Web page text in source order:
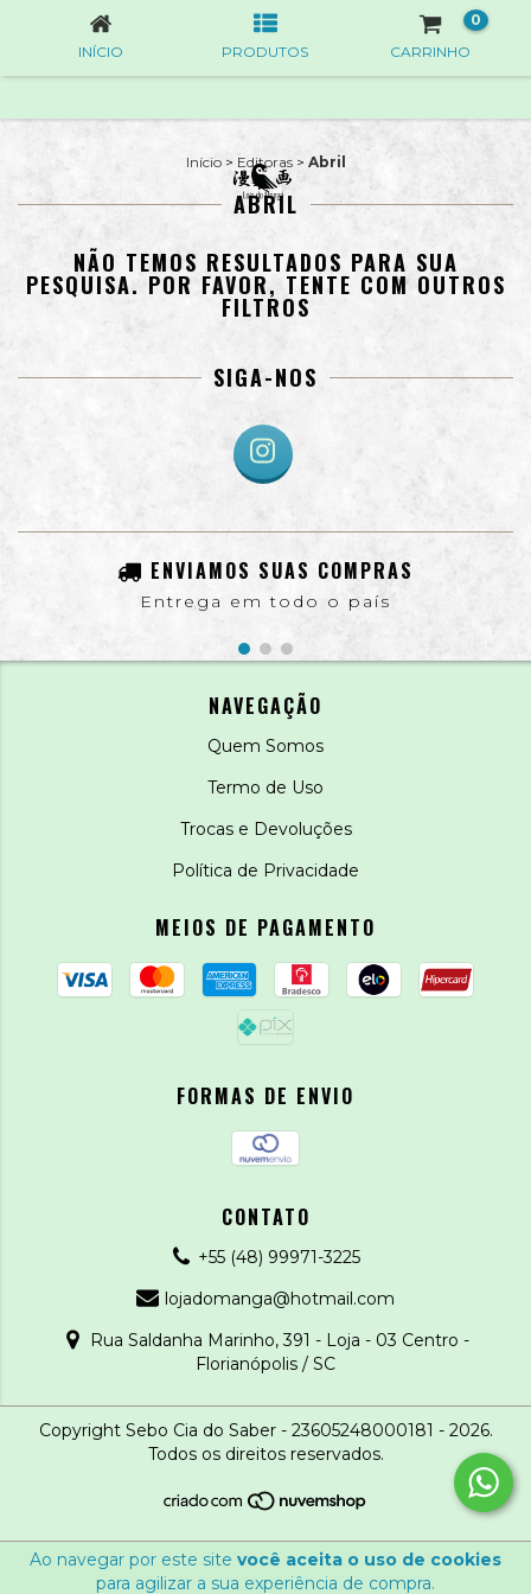
INÍCIO PRODUTOS CARRINHO
0
Ao navegar por este site você aceita o uso de cookies
para agilizar a sua experiência de compra.
Início > Editoras > Abril
ABRIL
NÃO TEMOS RESULTADOS PARA SUA
PESQUISA. POR FAVOR, TENTE COM OUTROS
FILTROS
SIGA-NOS
ENVIAMOS SUAS COMPRAS
Entrega em todo o país
NAVEGAÇÃO
Quem Somos
Termo de Uso
Trocas e Devoluções
Política de Privacidade
MEIOS DE PAGAMENTO
FORMAS DE ENVIO
CONTATO
+55 (48) 99971-3225
lojadomanga@hotmail.com
Rua Saldanha Marinho, 391 - Loja - 03 Centro -
Florianópolis / SC
Copyright Sebo Cia do Saber - 23605248000181 - 2026.
Todos os direitos reservados.